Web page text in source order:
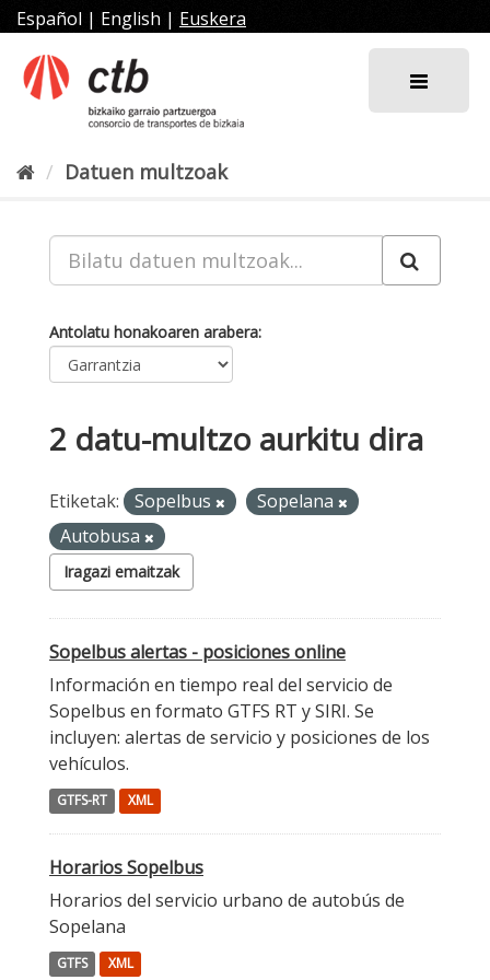
Joan
edukira
Español | English | Euskera
Datuen multzoak
Antolatu honakoaren arabera
2 datu-multzo aurkitu dira
Etiketak: Sopelbus
Sopelana
Autobusa
Iragazi emaitzak
Sopelbus alertas - posiciones online
Información en tiempo real del servicio de
Sopelbus en formato GTFS RT y SIRI. Se
incluyen: alertas de servicio y posiciones de los
vehículos.
GTFS-RT XML
Horarios Sopelbus
Horarios del servicio urbano de autobús de
Sopelana
GTFS XML